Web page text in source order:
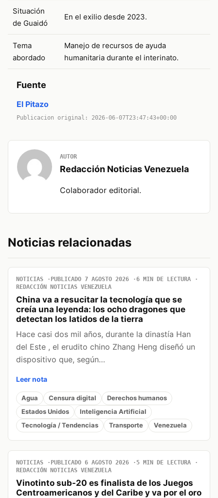
Situación
de Guaidó
En el exilio desde 2023.
Tema
abordado
Manejo de recursos de ayuda
humanitaria durante el interinato.
Fuente
El Pitazo
Publicacion original: 2026-06-07T23:47:43+00:00
AUTOR
Redacción Noticias Venezuela
Colaborador editorial.
Noticias relacionadas
NOTICIAS PUBLICADO 7 AGOSTO 2026
6 MIN DE LECTURA
REDACCIÓN NOTICIAS VENEZUELA
China va a resucitar la tecnología que se
creía una leyenda: los ocho dragones que
detectan los latidos de la tierra
Hace casi dos mil años, durante la dinastía Han
del Este , el erudito chino Zhang Heng diseñó un
dispositivo que, según…
Leer nota
Agua Censura digital
Derechos humanos
Estados Unidos
Inteligencia Artificial
Tecnología / Tendencias
Transporte Venezuela
NOTICIAS PUBLICADO 6 AGOSTO 2026
5 MIN DE LECTURA
REDACCIÓN NOTICIAS VENEZUELA
Vinotinto sub-20 es finalista de los Juegos
Centroamericanos y del Caribe y va por el oro